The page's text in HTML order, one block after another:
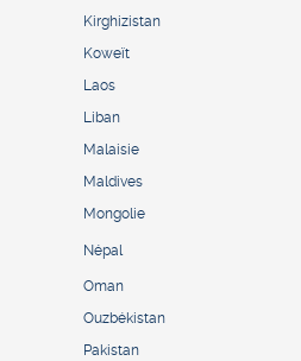
Kirghizistan
Koweït
Laos
Liban
Malaisie
Maldives
Mongolie
Népal
Oman
Ouzbékistan
Pakistan